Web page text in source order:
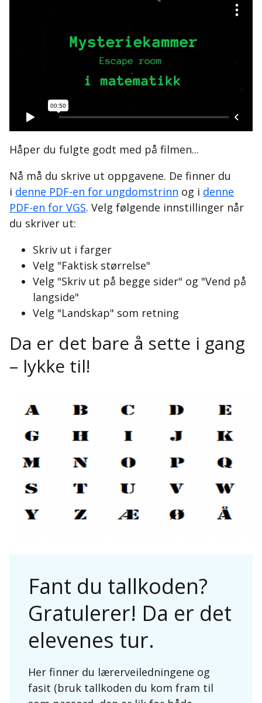
Håper du fulgte godt med på filmen...
Nå må du skrive ut oppgavene. De finner du
i denne PDF-en for ungdomstrinn og i denne
PDF-en for VGS. Velg følgende innstillinger når
du skriver ut:
Skriv ut i farger
Velg "Faktisk størrelse"
Velg "Skriv ut på begge sider" og "Vend på
langside"
Velg "Landskap" som retning
Da er det bare å sette i gang
– lykke til!
Fant du tallkoden?
Gratulerer! Da er det
elevenes tur.
Her finner du lærerveiledningene og
fasit (bruk tallkoden du kom fram til